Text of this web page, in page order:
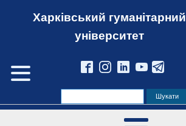
Харківський гуманітарний
університет